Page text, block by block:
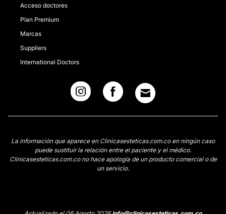
Acceso doctores
Plan Premium
Marcas
Suppliers
International Doctors
La información que aparece en Clinicasesteticas.com.co en ningún caso
puede sustituir la relación entre el paciente y el médico.
Clinicasesteticas.com.co no hace apología de un producto comercial o de
un servicio.